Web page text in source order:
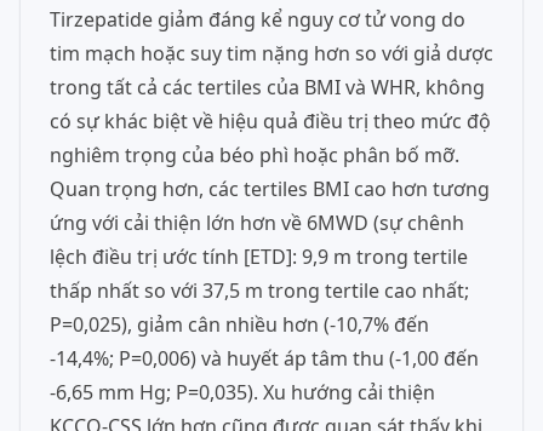
Tirzepatide giảm đáng kể nguy cơ tử vong do
tim mạch hoặc suy tim nặng hơn so với giả dược
trong tất cả các tertiles của BMI và WHR, không
có sự khác biệt về hiệu quả điều trị theo mức độ
nghiêm trọng của béo phì hoặc phân bố mỡ.
Quan trọng hơn, các tertiles BMI cao hơn tương
ứng với cải thiện lớn hơn về 6MWD (sự chênh
lệch điều trị ước tính [ETD]: 9,9 m trong tertile
thấp nhất so với 37,5 m trong tertile cao nhất;
P=0,025), giảm cân nhiều hơn (-10,7% đến
-14,4%; P=0,006) và huyết áp tâm thu (-1,00 đến
-6,65 mm Hg; P=0,035). Xu hướng cải thiện